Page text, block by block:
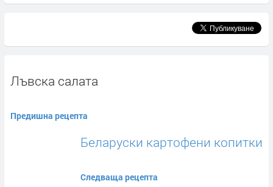
Лъвска салата
Предишна рецепта
Беларуски картофени копитки
Следваща рецепта